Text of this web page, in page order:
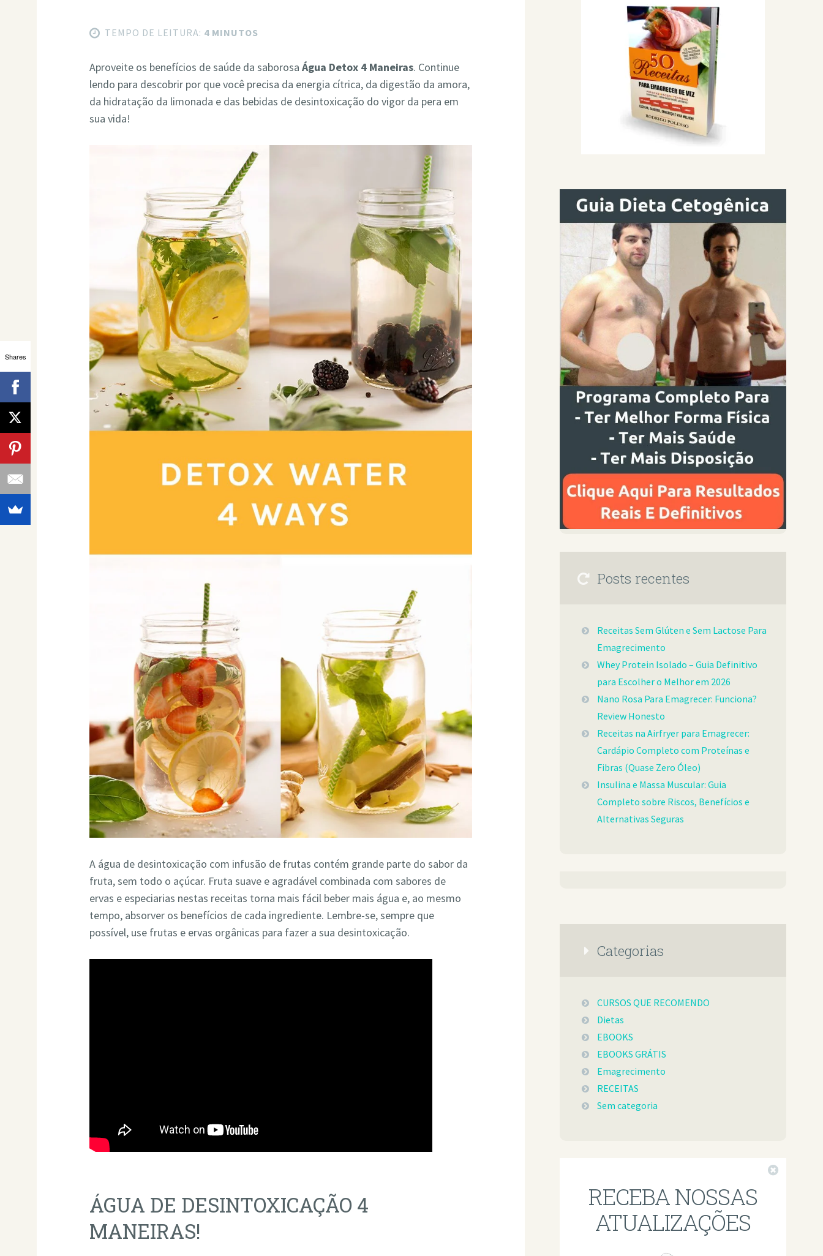
TEMPO DE LEITURA: 4 MINUTOS
Aproveite os benefícios de saúde da saborosaÁgua Detox 4 Maneiras. Continue
lendo para descobrir por que você precisa da energia cítrica, da digestão da amora,
da hidratação da limonada e das bebidas de desintoxicação do vigor da pera em
sua vida!
A água de desintoxicação com infusão de frutas contém grande parte do sabor da
fruta, sem todo o açúcar. Fruta suave e agradável combinada com sabores de
ervas e especiarias nestas receitas torna mais fácil beber mais água e, ao mesmo
tempo, absorver os benefícios de cada ingrediente. Lembre-se, sempre que
possível, use frutas e ervas orgânicas para fazer a sua desintoxicação.
ÁGUA DE DESINTOXICAÇÃO 4
MANEIRAS!
Posts recentes
Receitas Sem Glúten e Sem Lactose Para
Emagrecimento
Whey Protein Isolado – Guia Definitivo
para Escolher o Melhor em 2026
Nano Rosa Para Emagrecer: Funciona?
Review Honesto
Receitas na Airfryer para Emagrecer:
Cardápio Completo com Proteínas e
Fibras (Quase Zero Óleo)
Insulina e Massa Muscular: Guia
Completo sobre Riscos, Benefícios e
Alternativas Seguras
Categorias
CURSOS QUE RECOMENDO
Dietas
EBOOKS
EBOOKS GRÁTIS
Emagrecimento
RECEITAS
Sem categoria
RECEBA NOSSAS
ATUALIZAÇÕES
Shares